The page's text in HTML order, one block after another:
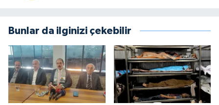
Bunlar da ilginizi çekebilir